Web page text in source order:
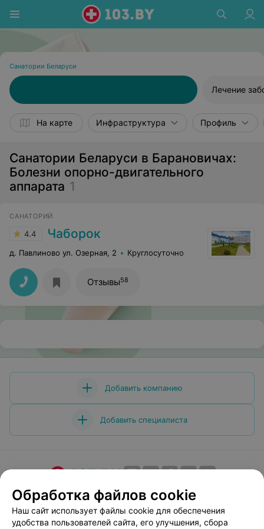
Санатории Беларуси
Лечение
На карте Инфраструктура Профиль
Санатории Беларуси в Барановичах:
Болезни опорно-двигательного
аппарата 1
САНАТОРИЙ
4.4 Чаборок
д. Павлиново ул. Озерная, 2 Круглосуточно
Отзывы58
Добавить компанию
Добавить специалиста
О проекте Новости проекта
Размещение рекламы
Медицинский маркетинг
Публичный договор
Пользовательское соглашение
Способы оплаты
Обработка файлов cookie
Наш сайт использует файлы cookie для обеспечения
удобства пользователей сайта, его улучшения, сбора